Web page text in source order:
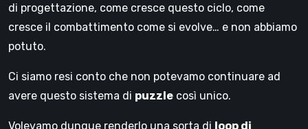
di progettazione, come cresce questo ciclo, come
cresce il combattimento come si evolve… e non abbiamo
potuto.
Ci siamo resi conto che non potevamo continuare ad
avere questo sistema di puzzle così unico.
Volevamo dunque renderlo una sorta di loop di